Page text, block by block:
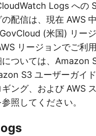
Logs への
配信は、現在 AWS
(米国) リー
リージョンでご利
ついては、Amazon
S3 ユーザーガイ
ング、および AWS
照してください。